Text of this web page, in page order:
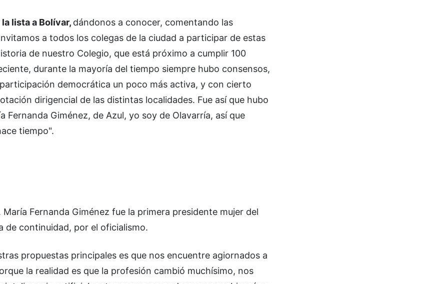
lista a Bolívar, dándonos a conocer, comentando las
a todos los colegas de la ciudad a participar de estas
de nuestro Colegio, que está próximo a cumplir 100
durante la mayoría del tiempo siempre hubo consensos,
democrática un poco más activa, y con cierto
dirigencial de las distintas localidades. Fue así que hubo
Fernanda Giménez, de Azul, yo soy de Olavarría, así que
tiempo".
Fernanda Giménez fue la primera presidente mujer del
de continuidad, por el oficialismo.
propuestas principales es que nos encuentre agiornados a
la realidad es que la profesión cambió muchísimo, nos